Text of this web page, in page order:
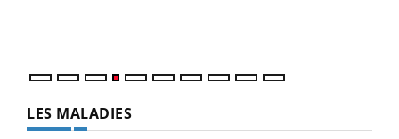
LES MALADIES